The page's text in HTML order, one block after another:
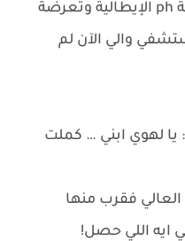
للنصب والاحتيال من قِبل شركة ph الإيطالية وتعرضة
والي الآن لم
لهوي ابني … كملت
فقرب منها
ايه اللي حصل!